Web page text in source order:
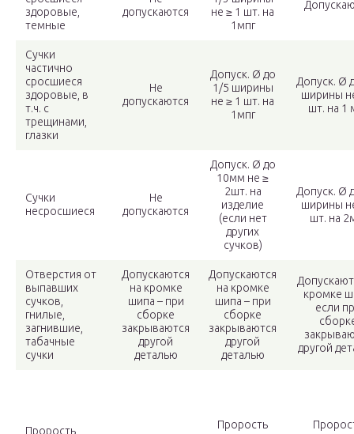
здоровые,
темные
допускаются
не ≥ 1 шт. на
1мпг
Сучки
частично
сросшиеся
здоровые, в
т.ч. с
трещинами,
глазки
Не
допускаются
Допуск. Ø до
1/5 ширины
не ≥ 1 шт. на
1мпг
Допуск. Ø
ширины
шт. на 1
Сучки
несросшиеся
Не
допускаются
Допуск. Ø до
10мм не ≥
2шт. на
изделие
(если нет
других
сучков)
Допуск. Ø
ширины
шт. на
Отверстия от
выпавших
сучков,
гнилые,
загнившие,
табачные
сучки
Допускаются
на кромке
шипа – при
сборке
закрываются
другой
деталью
Допускаются
на кромке
шипа – при
сборке
закрываются
другой
деталью
кромке
если
другой
Прорость,
Прорость